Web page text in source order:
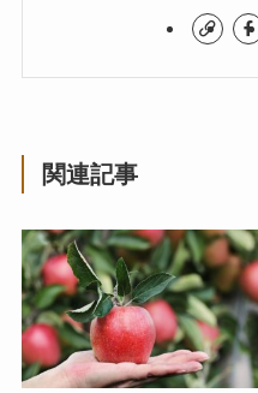
関連記事